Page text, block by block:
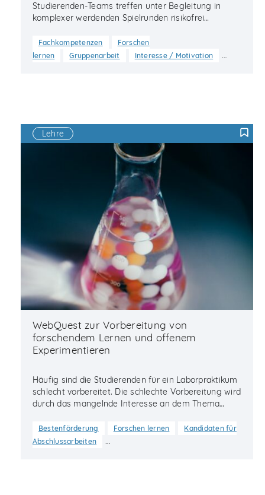
Studierenden-Teams treffen unter Begleitung in
komplexer werdenden Spielrunden risikofrei…
Fachkompetenzen
Forschen
lernen
Gruppenarbeit Interesse / Motivation …
Lehre
F
WebQuest zur Vorbereitung von
forschendem Lernen und offenem
Experimentieren
Häufig sind die Studierenden für ein Laborpraktikum
schlecht vorbereitet. Die schlechte Vorbereitung wird
durch das mangelnde Interesse an dem Thema…
Bestenförderung Forschen lernen
Kandidaten für
Abschlussarbeiten
…